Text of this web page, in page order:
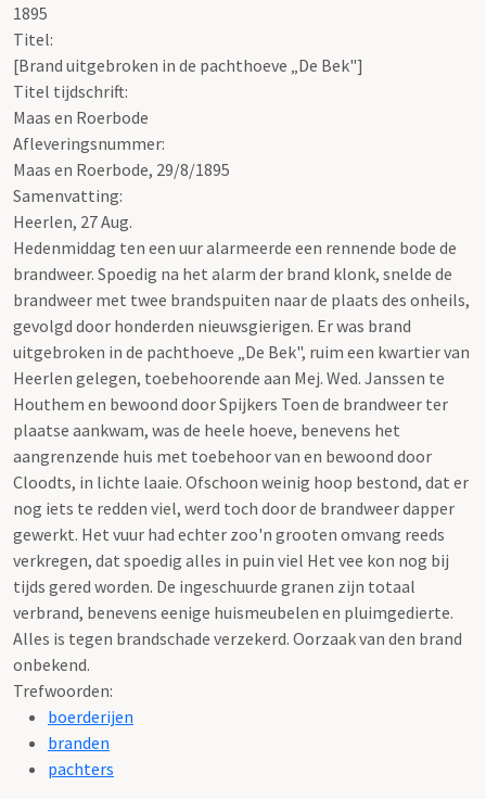
1895
Titel:
[Brand uitgebroken in de pachthoeve „De Bek"]
Titel tijdschrift:
Maas en Roerbode
Afleveringsnummer:
Maas en Roerbode, 29/8/1895
Samenvatting:
Heerlen, 27 Aug.
Hedenmiddag ten een uur alarmeerde een rennende bode de
brandweer. Spoedig na het alarm der brand klonk, snelde de
brandweer met twee brandspuiten naar de plaats des onheils,
gevolgd door honderden nieuwsgierigen. Er was brand
uitgebroken in de pachthoeve „De Bek", ruim een kwartier van
Heerlen gelegen, toebehoorende aan Mej. Wed. Janssen te
Houthem en bewoond door Spijkers Toen de brandweer ter
plaatse aankwam, was de heele hoeve, benevens het
aangrenzende huis met toebehoor van en bewoond door
Cloodts, in lichte laaie. Ofschoon weinig hoop bestond, dat er
nog iets te redden viel, werd toch door de brandweer dapper
gewerkt. Het vuur had echter zoo'n grooten omvang reeds
verkregen, dat spoedig alles in puin viel Het vee kon nog bij
tijds gered worden. De ingeschuurde granen zijn totaal
verbrand, benevens eenige huismeubelen en pluimgedierte.
Alles is tegen brandschade verzekerd. Oorzaak van den brand
onbekend.
Trefwoorden:
boerderijen
branden
pachters